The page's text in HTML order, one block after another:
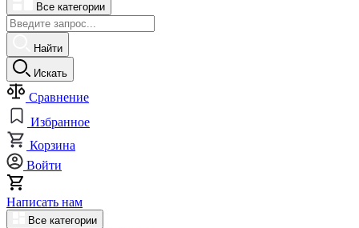
Все категории
Найти
Искать
Сравнение
Избранное
Корзина
Войти
Написать нам
Все категории